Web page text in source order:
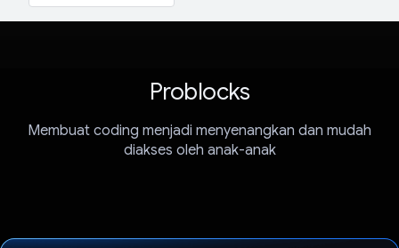
Problocks
Membuat coding menjadi menyenangkan dan mudah
diakses oleh anak-anak